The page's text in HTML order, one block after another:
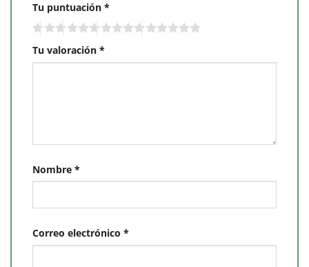
Tu puntuación *
Tu valoración *
Nombre *
Correo electrónico *